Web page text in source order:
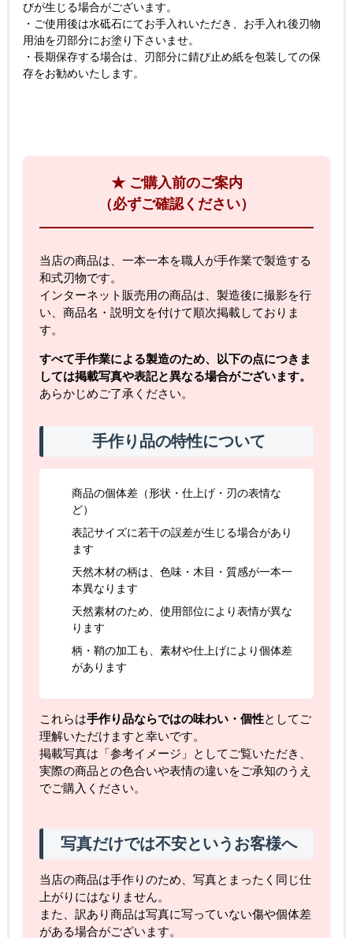
びが生じる場合がございます。
・ご使用後は水砥石にてお手入れいただき、お手入れ後刃物
用油を刃部分にお塗り下さいませ。
・長期保存する場合は、刃部分に錆び止め紙を包装しての保
存をお勧めいたします。
★ ご購入前のご案内
（必ずご確認ください）
当店の商品は、一本一本を職人が手作業で製造する
和式刃物です。
インターネット販売用の商品は、製造後に撮影を行
い、商品名・説明文を付けて順次掲載しておりま
す。
すべて手作業による製造のため、以下の点につきま
しては掲載写真や表記と異なる場合がございます。
あらかじめご了承ください。
手作り品の特性について
商品の個体差（形状・仕上げ・刃の表情な
ど）
表記サイズに若干の誤差が生じる場合があり
ます
天然木材の柄は、色味・木目・質感が一本一
本異なります
天然素材のため、使用部位により表情が異な
ります
柄・鞘の加工も、素材や仕上げにより個体差
があります
これらは手作り品ならではの味わい・個性としてご
理解いただけますと幸いです。
掲載写真は「参考イメージ」としてご覧いただき、
実際の商品との色合いや表情の違いをご承知のうえ
でご購入ください。
写真だけでは不安というお客様へ
当店の商品は手作りのため、写真とまったく同じ仕
上がりにはなりません。
また、訳あり商品は写真に写っていない傷や個体差
がある場合がございます。